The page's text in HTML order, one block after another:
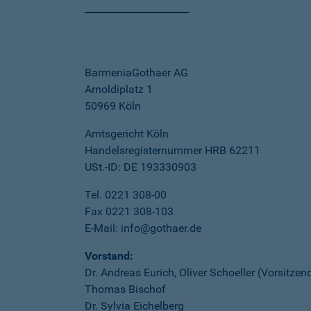
BarmeniaGothaer AG
Arnoldiplatz 1
50969 Köln
Amtsgericht Köln
Handelsregisternummer HRB 62211
USt.-ID: DE 193330903
Tel. 0221 308-00
Fax 0221 308-103
E-Mail: info@gothaer.de
Vorstand:
Dr. Andreas Eurich, Oliver Schoeller
Thomas Bischof
Dr. Sylvia Eichelberg